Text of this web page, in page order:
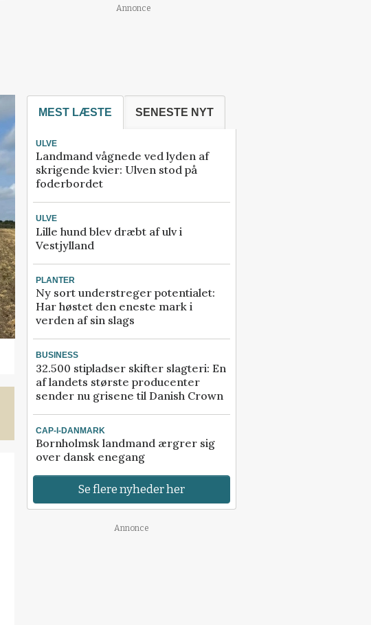
Annonce
MEST LÆSTE SENESTE NYT
ULVE
Landmand vågnede ved lyden af
skrigende kvier: Ulven stod på
foderbordet
ULVE
Lille hund blev dræbt af ulv i
Vestjylland
PLANTER
Ny sort understreger potentialet:
Har høstet den eneste mark i
verden af sin slags
BUSINESS
32.500 stipladser skifter slagteri: En
af landets største producenter
sender nu grisene til Danish Crown
CAP-I-DANMARK
Bornholmsk landmand ærgrer sig
over dansk enegang
Se flere nyheder her
Annonce